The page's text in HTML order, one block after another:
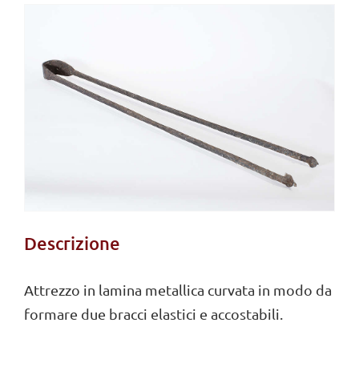
Image
Descrizione
Attrezzo in lamina metallica curvata in modo da
formare due bracci elastici e accostabili.